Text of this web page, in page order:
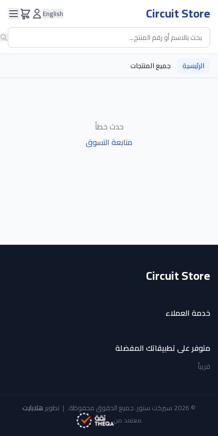
Circuit Store
English
الرئيسية جميع المنتجات
حدث خطأ
متابعة التسوق
Circuit Store
خدمة العملاء
متوفر على تطبيقاتك المفضلة
قريباً
© 2026 سيركت ستور. جميع الحقوق محفوظة. | تطويرهلابايت
معتمد من